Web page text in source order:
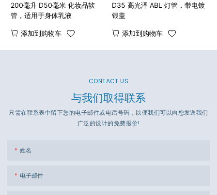
200毫升 D50毫米 化妆品软
管，适用于身体乳液
添加到购物车
D35 高光泽 ABL 灯管，带电镀
银盖
添加到购物车
CONTACT US
与我们取得联系
只需在联系表中留下您的电子邮件或电话号码，以便我们可以向您发送我们
广泛的设计的免费报价!
姓名
电子邮件